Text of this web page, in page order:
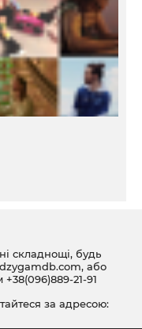
складнощі, будь
, або
+38(096)889-21-91
за адресою: